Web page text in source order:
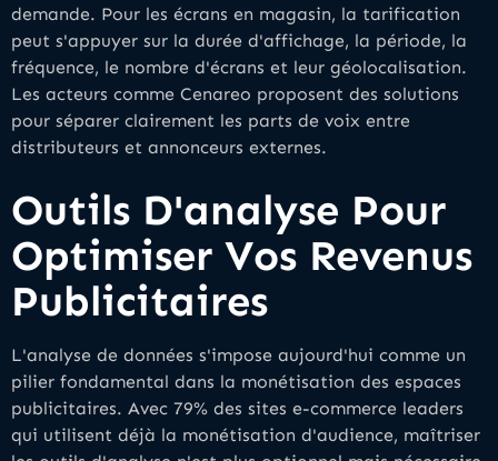
demande. Pour les écrans en magasin, la tarification
peut s'appuyer sur la durée d'affichage, la période, la
fréquence, le nombre d'écrans et leur géolocalisation.
Les acteurs comme Cenareo proposent des solutions
pour séparer clairement les parts de voix entre
distributeurs et annonceurs externes.
Outils D'analyse Pour
Optimiser Vos Revenus
Publicitaires
L'analyse de données s'impose aujourd'hui comme un
pilier fondamental dans la monétisation des espaces
publicitaires. Avec 79% des sites e-commerce leaders
qui utilisent déjà la monétisation d'audience, maîtriser